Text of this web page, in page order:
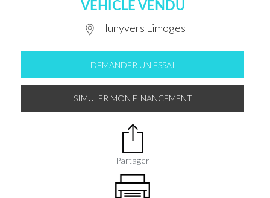
VÉHICLE VENDU
Hunyvers Limoges
DEMANDER UN ESSAI
SIMULER MON FINANCEMENT
Partager